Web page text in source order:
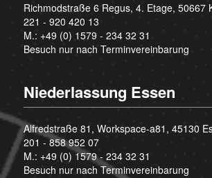
Richmodstraße 6 Regus, 4. Etage, 50667
221 - 920 420 13
M.: +49 (0) 1579 - 234 32 31
Besuch nur nach Terminvereinbarung
Niederlassung Essen
Alfredstraße 81, Workspace-a81, 45130
201 - 858 952 07
M.: +49 (0) 1579 - 234 32 31
Besuch nur nach Terminvereinbarung